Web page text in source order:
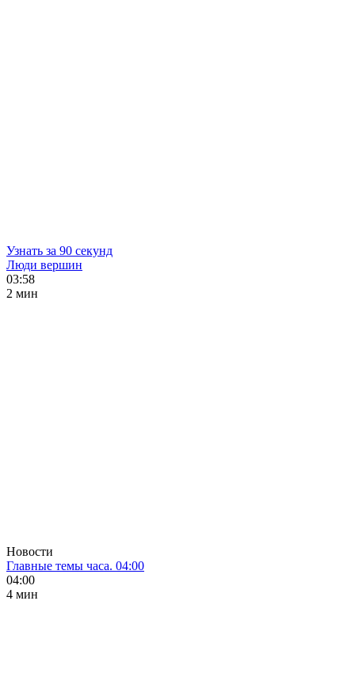
Узнать за 90 секунд
Люди вершин
03:58
2 мин
Новости
Главные темы часа. 04:00
04:00
4 мин